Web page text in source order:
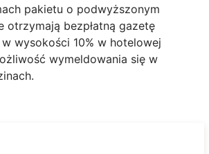
pakietu o podwyższonym
otrzymają bezpłatną gazetę
wysokości 10% w hotelowej
wymeldowania się w